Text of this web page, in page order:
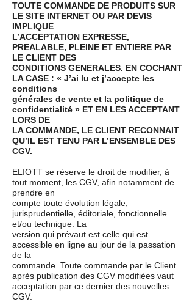
TOUTE COMMANDE DE PRODUITS SUR
LE SITE INTERNET OU PAR DEVIS
IMPLIQUE
L’ACCEPTATION EXPRESSE,
PREALABLE, PLEINE ET ENTIERE PAR
LE CLIENT DES
CONDITIONS GENERALES. EN COCHANT
LA CASE : « J’ai lu et j’accepte les
conditions
générales de vente et la politique de
confidentialité » ET EN LES ACCEPTANT
LORS DE
LA COMMANDE, LE CLIENT RECONNAIT
QU’IL EST TENU PAR L’ENSEMBLE DES
CGV.
ELIOTT se réserve le droit de modifier, à
tout moment, les CGV, afin notamment de
prendre en
compte toute évolution légale,
jurisprudentielle, éditoriale, fonctionnelle
et/ou technique. La
version qui prévaut est celle qui est
accessible en ligne au jour de la passation
de la
commande. Toute commande par le Client
après publication des CGV modifiées vaut
acceptation par ce dernier des nouvelles
CGV.